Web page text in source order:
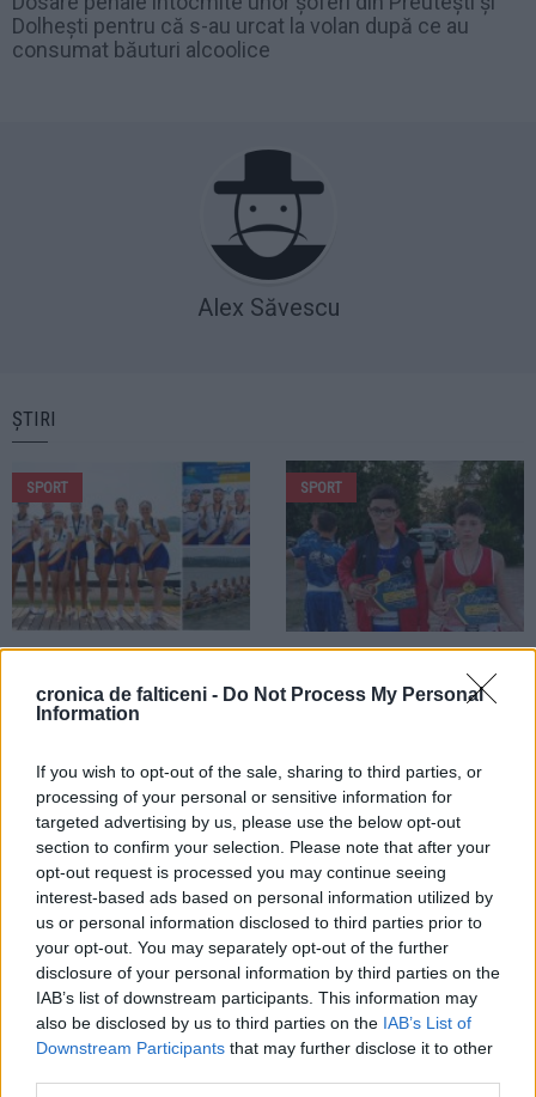
cronica de falticeni - Do Not Process My Personal
Information
If you wish to opt-out of the sale, sharing to third parties, or
processing of your personal or sensitive information for
targeted advertising by us, please use the below opt-out
section to confirm your selection. Please note that after your
opt-out request is processed you may continue seeing
interest-based ads based on personal information utilized by
us or personal information disclosed to third parties prior to
your opt-out. You may separately opt-out of the further
disclosure of your personal information by third parties on the
IAB’s list of downstream participants. This information may
also be disclosed by us to third parties on the IAB’s List of
Downstream Participants that may further disclose it to other
Dolhești pentru că s-au urcat la volan după ce au
consumat băuturi alcoolice
Alex Săvescu
ȘTIRI
SPORT
02.08.2026
Patru sportivi din Râșca, Baia,
Preutești și Rădășeni au cucerit
SPORT
01.08.2026
Doi tineri din Slatina și Fălticeni au
debutat cu dreptul în box și cu
SPORT
Matei Stan urcă pe podiumul
național. Sportivul din Mălini
cucerește trofeul și trei medalii de